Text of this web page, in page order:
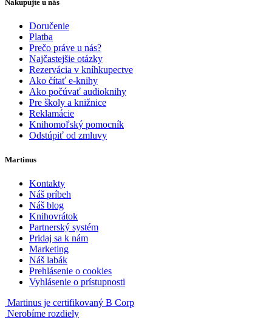
Nakupujte u nás
Doručenie
Platba
Prečo práve u nás?
Najčastejšie otázky
Rezervácia v kníhkupectve
Ako čítať e-knihy
Ako počúvať audioknihy
Pre školy a knižnice
Reklamácie
Knihomoľský pomocník
Odstúpiť od zmluvy
Martinus
Kontakty
Náš príbeh
Náš blog
Knihovrátok
Partnerský systém
Pridaj sa k nám
Marketing
Náš labák
Prehlásenie o cookies
Vyhlásenie o prístupnosti
Martinus je certifikovaný B Corp
Nerobíme rozdiely